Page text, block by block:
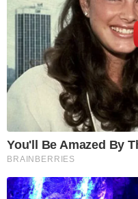
You'll Be Amazed By
BRAINBERRIES